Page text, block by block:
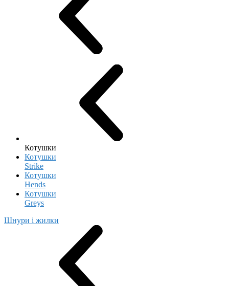
Котушки
Котушки
Strike
Котушки
Hends
Котушки
Greys
Шнури і жилки